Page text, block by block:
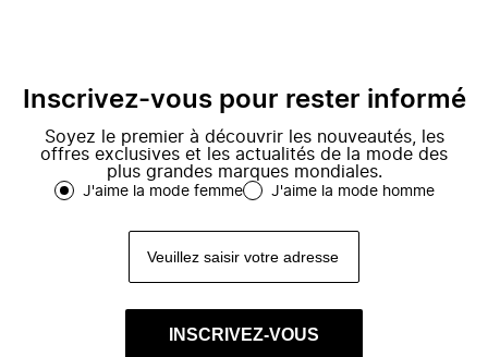
Inscrivez-vous pour rester informé
Soyez le premier à découvrir les nouveautés, les
offres exclusives et les actualités de la mode des
plus grandes marques mondiales.
J'aime la mode femme J'aime la mode homme
INSCRIVEZ-VOUS